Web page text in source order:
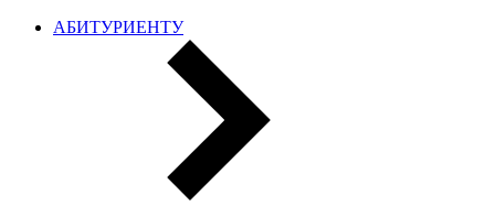
АБИТУРИЕНТУ